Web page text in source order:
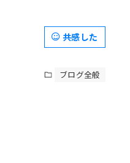
共感した
ブログ全般